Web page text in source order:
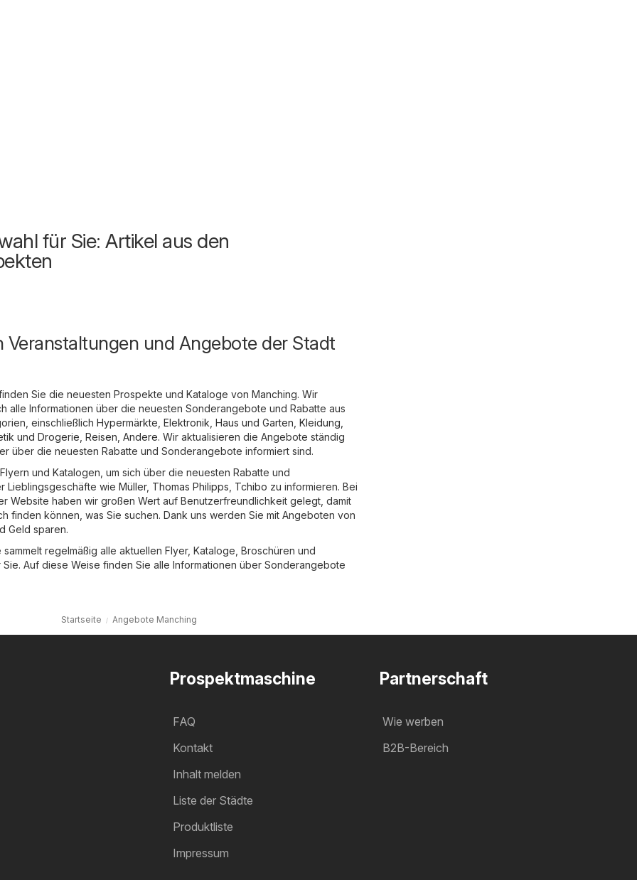
für Sie: Artikel aus den
Veranstaltungen und Angebote der Stadt
Sie die neuesten Prospekte und Kataloge von Manching. Wir
alle Informationen über die neuesten Sonderangebote und Rabatte aus
einschließlich Hypermärkte Elektronik Haus und Garten Kleidung,
und Drogerie Reisen Andere. Wir aktualisieren die Angebote ständig
über die neuesten Rabatte und Sonderangebote informiert sind.
und Katalogen, um sich über die neuesten Rabatte und
Lieblingsgeschäfte wie Müller, Thomas Philipps Tchibo zu informieren. Bei
Website haben wir großen Wert auf Benutzerfreundlichkeit gelegt, damit
finden können, was Sie suchen. Dank uns werden Sie mit Angeboten von
Geld sparen.
regelmäßig alle aktuellen Flyer, Kataloge, Broschüren und
Auf diese Weise finden Sie alle Informationen über Sonderangebote
Startseite Angebote Manching
Prospektmaschine
FAQ
Kontakt
Inhalt melden
Liste der Städte
Produktliste
Impressum
Partnerschaft
Wie werben
B2B-Bereich